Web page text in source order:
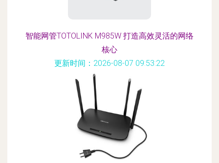
智能网管TOTOLINK M985W 打造高效灵活的网络
核心
更新时间：2026-08-07 09:53:22